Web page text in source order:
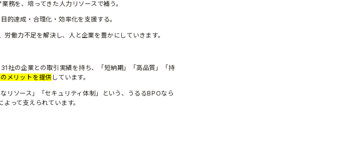
務を、培ってきた人力リソースで補う。
的達成・合理化・効率化を支援する。
働力不足を解決し、人と企業を豊かにしていきます。
社の企業との取引実績を持ち、「短納期」「高品質」「持
メリットを提供 しています。
リソース」「セキュリティ体制」という、うるるBPOなら
って支えられています。